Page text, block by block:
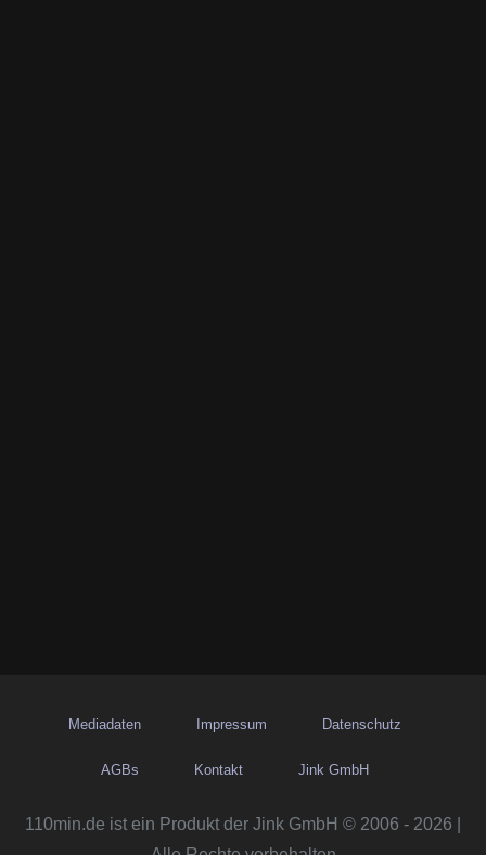
Mediadaten Impressum Datenschutz
AGBs Kontakt Jink GmbH
110min.de ist ein Produkt der Jink GmbH © 2006 - 2026 |